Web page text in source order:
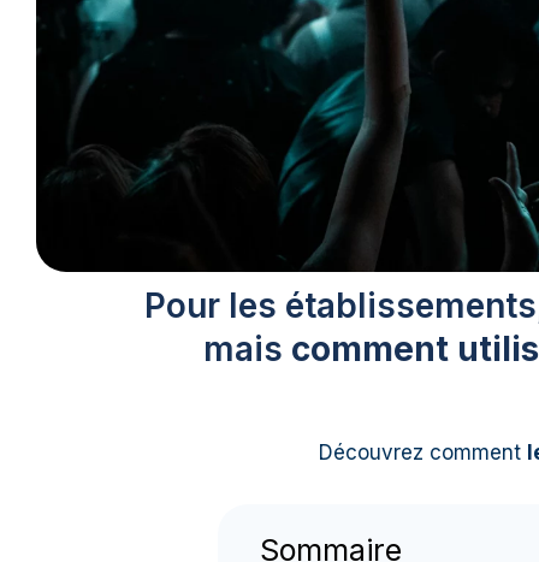
Pour les
mais comment
Découvrez comment
Sommaire